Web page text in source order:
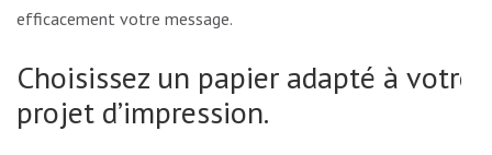
efficacement votre message.
Choisissez un papier adapté à votre
projet d’impression.